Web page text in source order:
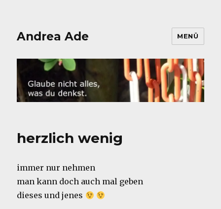
Andrea Ade MENÜ
herzlich wenig
immer nur nehmen
man kann doch auch mal geben
dieses und jenes